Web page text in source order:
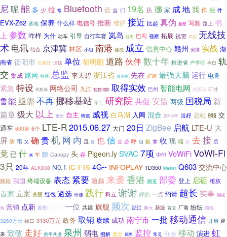
尼呢能 多 少 拉 常 Bluetooth 设 当 们 19名 执 挪 家 成地 我 作 便 件
EVX-Z62 基地 保养 什么样 电信号 推断 维护 接近 比起 真伪 频繁 写频 路上 书
上 参数 咋样 为什 动车 引导 自行车赛 岚岛 红海 巴蜀 视察 拓展 祝贺 四届 无线技
术 电讯 结合 京津冀 林区 小组 南港 建成 成立 信息中心 赣州 安排 实战 湖
南省 衡阳市 石家庄 演练 单位 胡明朗 道路 伙伴数十年 推进省 产学研 今日 轨
交 集成 路网 特将 总监 李天碧 浙江省 莱芜率 先在 扩建 最强大脑 运行 电务
紧急 特设 民航局 网络公司 九江 智慧消防 取得实效 巴州 智能电网 伪黑马 矿井
鲁能 亟需 不再挪移基站 军工 研究院共促 安监 两级 国税局 新
篇章 级大 以上 要对 自主 蜂窝 威视 白马湖 入网 混合 2015年 当好 总机 9颗 交
通车 600亩 6个 LTE-R2015.06.27 大门 20日 ZigBee 启航 LTE-U 大
屏 防 韦 又 确 贵机 网 内 且 性 也信 受 必 呼 组 极 拿 收 现 端 好 去接 质
竟 已 什 画 车 隙 Canopy 头 存 Pigeon.ly SVAC7项 中印 VoWiFi VoWi-Fi
3只 20年 ALK838 N0.1 IC-F16 4G-- INFOPLAY TD350 Master Q603 交流中心
频段 我国 终端设备 表态 紧要 逾越 来袭香港 频道 部委 登上 启碇 维权
首家 立案 美丽 红包 遴选 出佳 践行 科立 谢谢 好的 一点 约请 超长 实事 能成
为 营销 点新 苏彤 一位 共建 旗舰 频次 浙江 两大 新版 首支 厂商 纷纭 国电
3260万元 禄口 3130万元 政务 取销 赓续 成功 南宁市一批移动通信 开启 迎
来 致敬 走好 携手共进 泉州 弱电 图解 最全 周界 监控 常见 分会 移动 演进 虹